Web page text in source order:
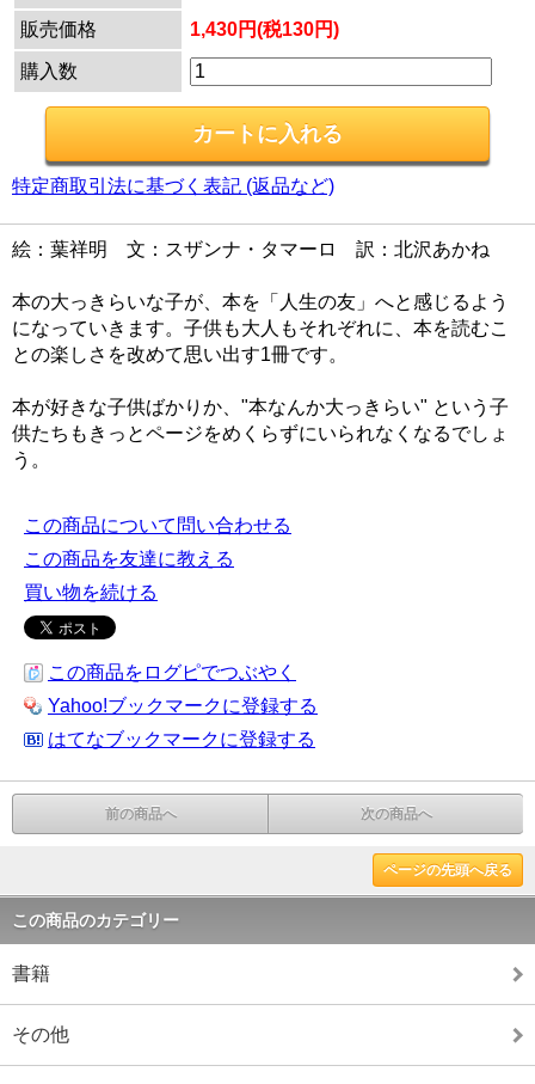
販売価格
1,430円(税130円)
購入数
特定商取引法に基づく表記 (返品など)
絵：葉祥明 文：スザンナ・タマーロ 訳：北沢あかね
本の大っきらいな子が、本を「人生の友」へと感じるよう
になっていきます。子供も大人もそれぞれに、本を読むこ
との楽しさを改めて思い出す1冊です。
本が好きな子供ばかりか、"本なんか大っきらい" という子
供たちもきっとページをめくらずにいられなくなるでしょ
う。
この商品について問い合わせる
この商品を友達に教える
買い物を続ける
この商品をログピでつぶやく
Yahoo!ブックマークに登録する
はてなブックマークに登録する
前の商品へ 次の商品へ
ページの先頭へ戻る
この商品のカテゴリー
書籍
その他